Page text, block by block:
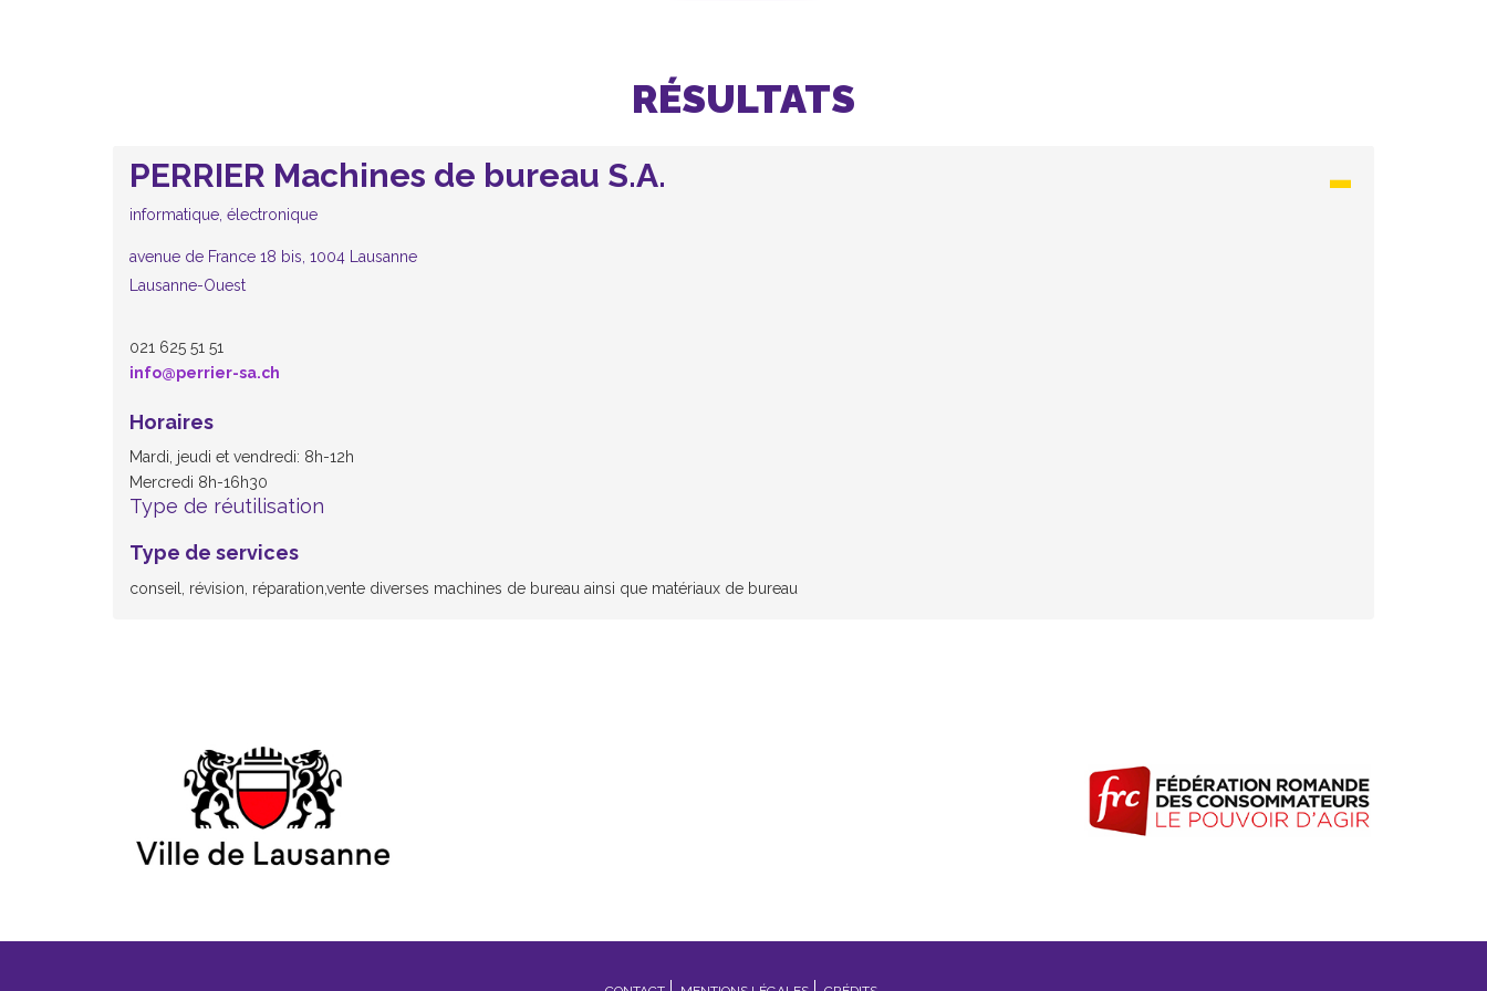
RÉSULTATS
PERRIER Machines de bureau S.A.
informatique, électronique
avenue de France 18 bis, 1004 Lausanne
Lausanne-Ouest
021 625 51 51
info@perrier-sa.ch
Horaires
Mardi, jeudi et vendredi: 8h-12h
Mercredi 8h-16h30
Type de réutilisation
Type de services
conseil, révision, réparation,vente diverses machines de bureau ainsi que matériaux de bureau